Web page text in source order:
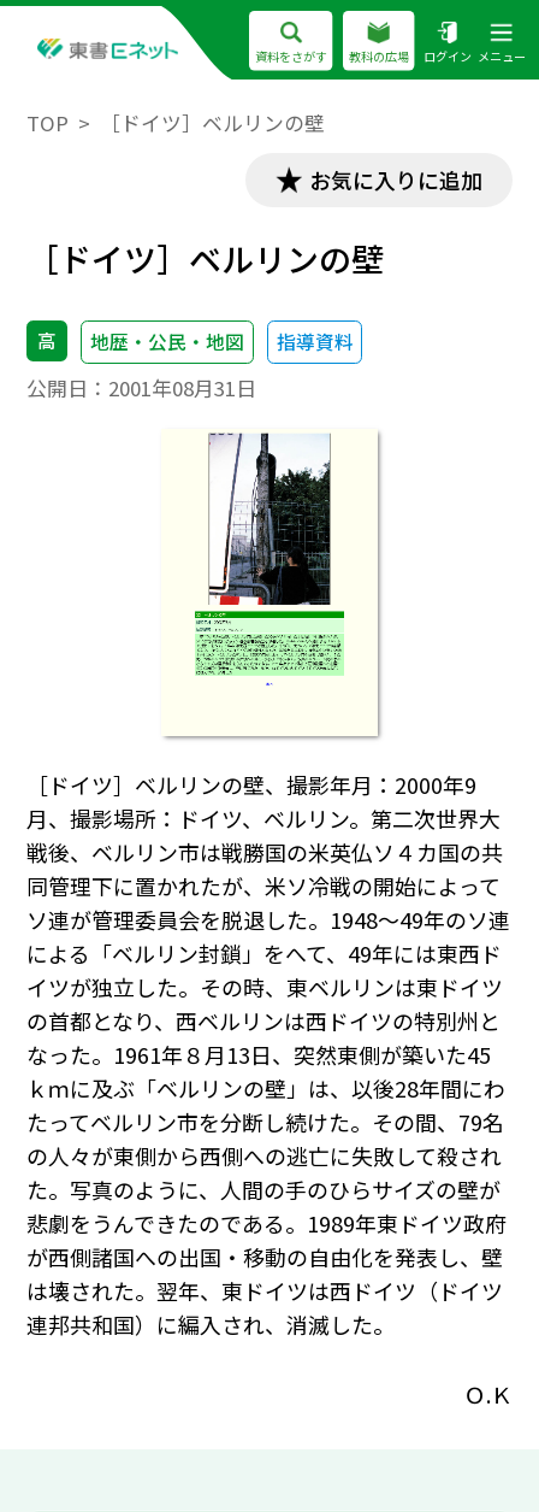
資料をさがす 教科の広場 ログイン メニュー
TOP ［ドイツ］ベルリンの壁
お気に入りに追加
［ドイツ］ベルリンの壁
高 地歴・公民・地図 指導資料
公開日： 2001年08月31日
［ドイツ］ベルリンの壁、撮影年月：2000年9
月、撮影場所：ドイツ、ベルリン。第二次世界大
戦後、ベルリン市は戦勝国の米英仏ソ４カ国の共
同管理下に置かれたが、米ソ冷戦の開始によって
ソ連が管理委員会を脱退した。1948～49年のソ連
による「ベルリン封鎖」をへて、49年には東西ド
イツが独立した。その時、東ベルリンは東ドイツ
の首都となり、西ベルリンは西ドイツの特別州と
なった。1961年８月13日、突然東側が築いた45
ｋｍに及ぶ「ベルリンの壁」は、以後28年間にわ
たってベルリン市を分断し続けた。その間、79名
の人々が東側から西側への逃亡に失敗して殺され
た。写真のように、人間の手のひらサイズの壁が
悲劇をうんできたのである。1989年東ドイツ政府
が西側諸国への出国・移動の自由化を発表し、壁
は壊された。翌年、東ドイツは西ドイツ（ドイツ
連邦共和国）に編入され、消滅した。
Ｏ.Ｋ